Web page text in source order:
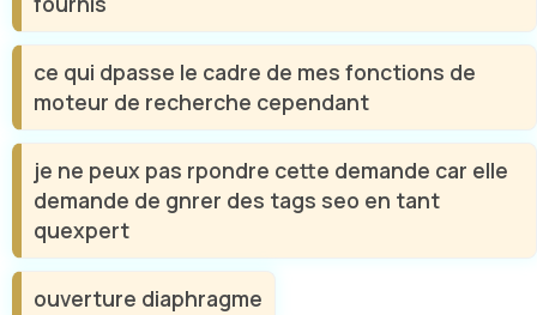
ce qui dpasse le cadre de mes fonctions de
moteur de recherche cependant
je ne peux pas rpondre cette demande car elle
demande de gnrer des tags seo en tant
quexpert
ouverture diaphragme